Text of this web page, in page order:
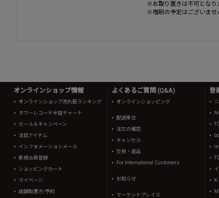
※お取り置きは不可となり
※増刷の予定はございませ
オンラインショップ情報
オンラインショップ売れ筋ランキング
タワーレコード全店チャート
セール＆キャンペーン
注目アイテム
インフォメーションメール
新規会員登録
ショッピングカート
マイページ
店舗取置き/予約
よくあるご質問 (Q&A)
オンラインショッピング
配送単位
注文の確認
キャンセル
交換・返品
For International Customers
お知らせ
マーケットプレイス
音